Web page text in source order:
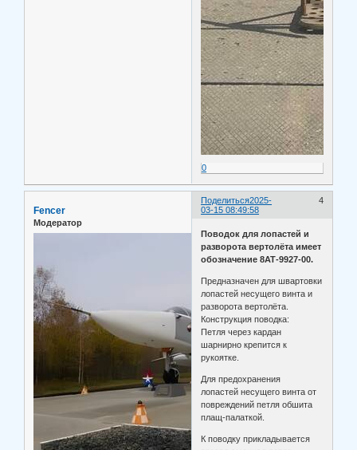
0
Поделиться 4
2025-
03-15 08:49:58
Fencer
Модератор
Поводок для лопастей и
разворота вертолёта имеет
обозначение 8АТ-9927-00.
Предназначен для швартовки
лопастей несущего винта и
разворота вертолёта.
Конструкция поводка:
Петля через кардан
шарнирно крепится к
рукоятке.
Для предохранения
лопастей несущего винта от
повреждений петля обшита
плащ-палаткой.
К поводку прикладывается